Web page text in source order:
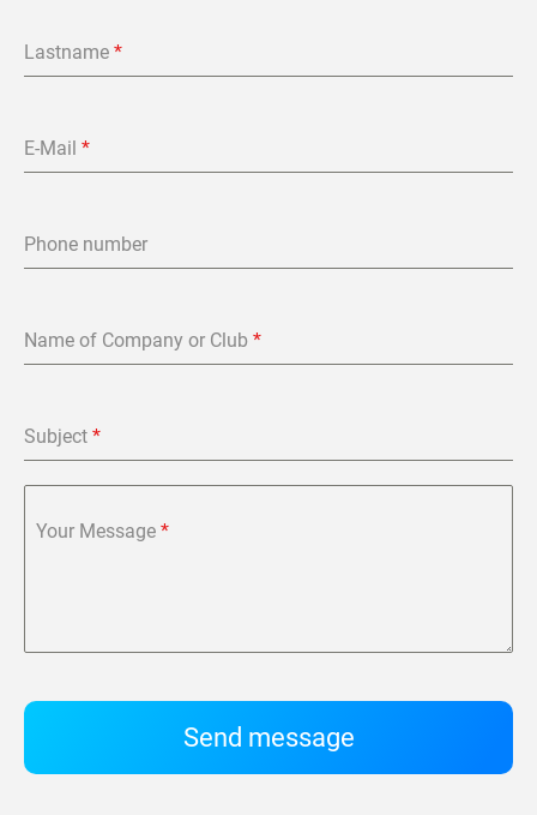
Lastname *
E-Mail *
Phone number
Name of Company or Club *
Subject *
Your Message *
Send message